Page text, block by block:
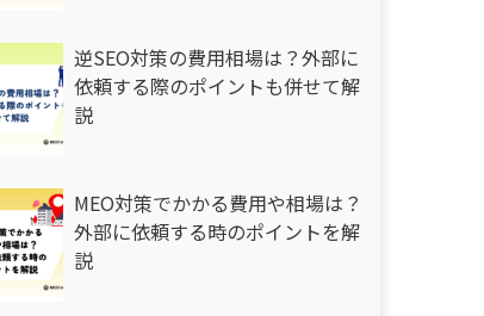
逆SEO対策の費用相場は？外部に
依頼する際のポイントも併せて解
説
MEO対策でかかる費用や相場は？
外部に依頼する時のポイントを解
説